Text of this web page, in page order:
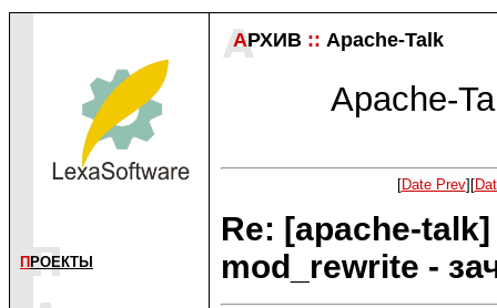
П РОЕКТЫ
АРХИВ :: Apache-Talk
Apache-
[Date Prev][
Re: [apache-
mod_rewrite -